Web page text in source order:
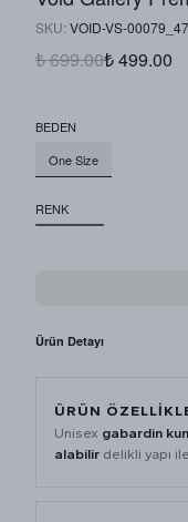
SKU: VOID-VS-
₺ 699.00₺ 499.00
BEDEN
One Size
RENK
Ürün Detayı
ÜRÜN
Unisex gabardin
alabilir delikli yapı